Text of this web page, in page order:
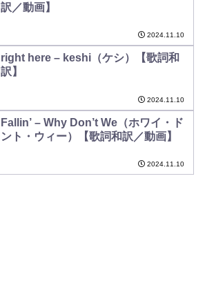
訳／動画】
2024.11.10
right here – keshi（ケシ）【歌詞和
訳】
2024.11.10
Fallin’ – Why Don’t We（ホワイ・ド
ント・ウィー）【歌詞和訳／動画】
2024.11.10